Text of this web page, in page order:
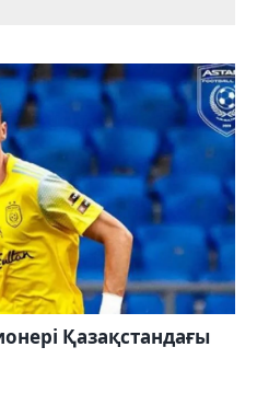
Қазақстандағы